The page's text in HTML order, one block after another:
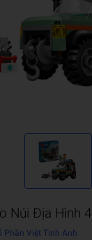
Núi Địa Hình
Phần Việt Tinh Anh